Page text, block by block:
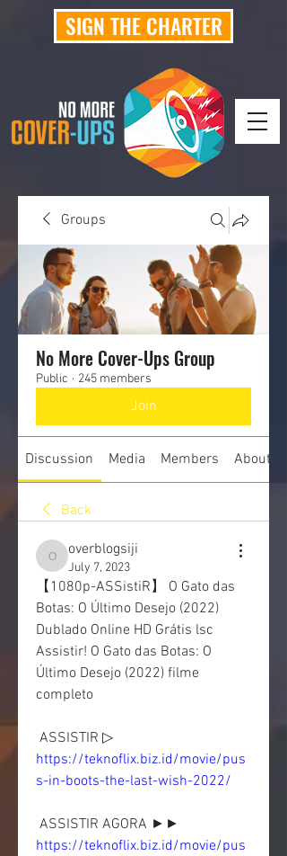
SIGN THE CHARTER
Groups
No More Cover-Ups Group
Public · 245 members
Join
Discussion Media Members About
Back
overblogsiji
overblogsiji
July 7, 2023
【1080p-ASSistiR】 O Gato das
Botas: O Último Desejo (2022)
Dublado Online HD Grátis lsc
Assistir! O Gato das Botas: O
Último Desejo (2022) filme
completo
https://teknoflix.biz.id/movie/pus
s-in-boots-the-last-wish-2022/
https://teknoflix.biz.id/movie/pus